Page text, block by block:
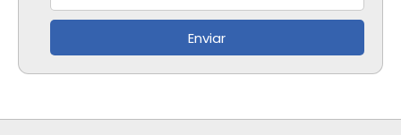
Enviar